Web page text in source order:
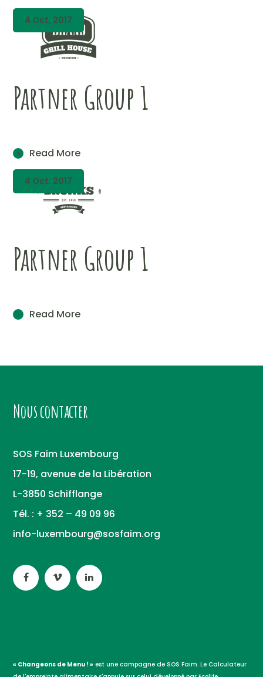
4 Oct, 2017
Partner Group 1
Read More
4 Oct, 2017
Partner Group 1
Read More
Nous contacter
SOS Faim Luxembourg
17-19, avenue de la Libération
L-3850 Schifflange
Tél. : + 352 – 49 09 96
info-luxembourg@sosfaim.org
« Changeons de Menu ! » est une campagne de SOS Faim. Le Calculateur